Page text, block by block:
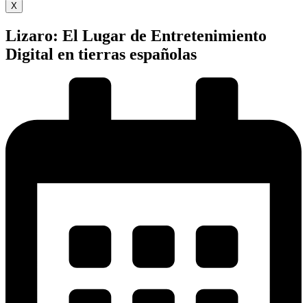
X
Lizaro: El Lugar de Entretenimiento
Digital en tierras españolas